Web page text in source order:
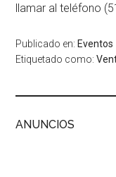
llamar al teléfono
Publicado en: Eventos
Etiquetado como:
ANUNCIOS